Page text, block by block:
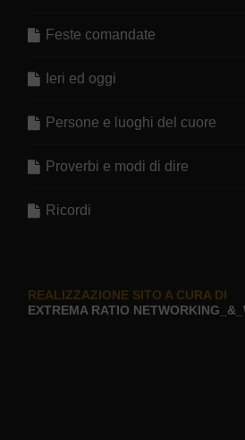
Feste comandate
Ieri ed oggi
Persone e luoghi del cuore
Proverbi e modi di dire
Ricordi
REALIZZAZIONE SITO A CURA DI
EXTREMA RATIO